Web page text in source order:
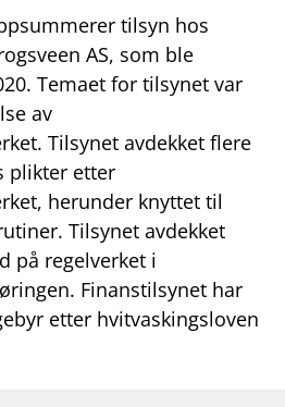
tilsyn hos
AS, som ble
Temaet for tilsynet var
av
Tilsynet avdekket flere
plikter etter
herunder knyttet til
Tilsynet avdekket
på regelverket i
Finanstilsynet har
etter hvitvaskingsloven